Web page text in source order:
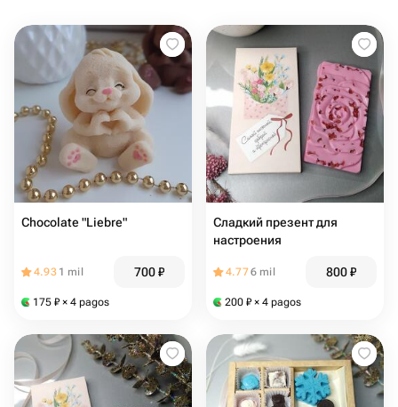
Chocolate "Liebre"
4.93 1 mil 700₽
175 ₽ × 4 pagos
Сладкий презент для
настроения
4.776 mil 800₽
200 ₽ × 4 pagos